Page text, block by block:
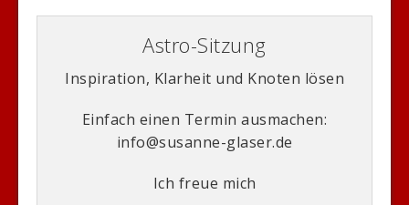
Astro-Sitzung
Inspiration, Klarheit und Knoten lösen
Einfach einen Termin ausmachen:
info@susanne-glaser.de
Ich freue mich